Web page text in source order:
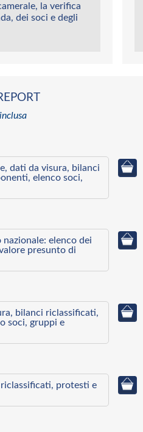
la verifica
dei soci e degli
dati da visura, bilanci
elenco soci,
elenco dei
presunto di
bilanci riclassificati,
soci, gruppi e
protesti e